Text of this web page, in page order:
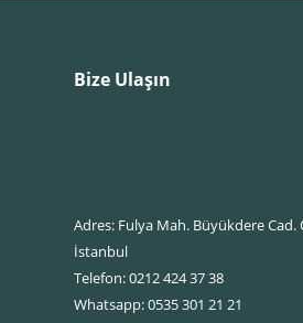
Bize Ulaşın
Adres: Fulya Mah. Büyükdere Cad.
İstanbul
Telefon: 0212 424 37 38
Whatsapp: 0535 301 21 21